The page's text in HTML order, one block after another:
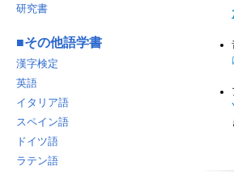
研究書
■その他語学書
漢字検定
英語
イタリア語
スペイン語
ドイツ語
ラテン語